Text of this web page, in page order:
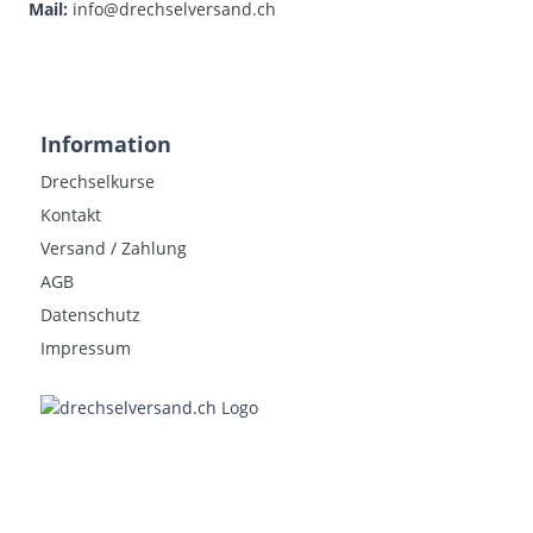
Mail: info@drechselversand.ch
Information
Drechselkurse
Kontakt
Versand / Zahlung
AGB
Datenschutz
Impressum